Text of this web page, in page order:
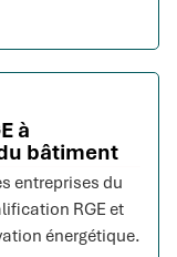
à
bâtiment
entreprises du
RGE et
énergétique.